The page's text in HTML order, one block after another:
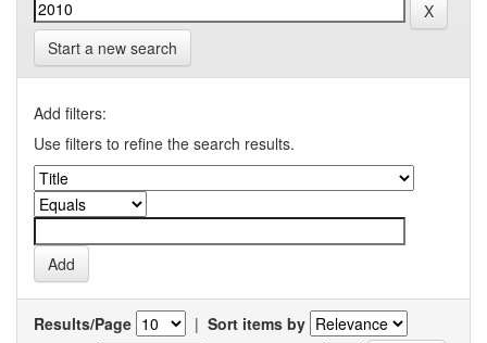
Start a new search
Add filters:
Use filters to refine the search results.
Results/Page | Sort items by